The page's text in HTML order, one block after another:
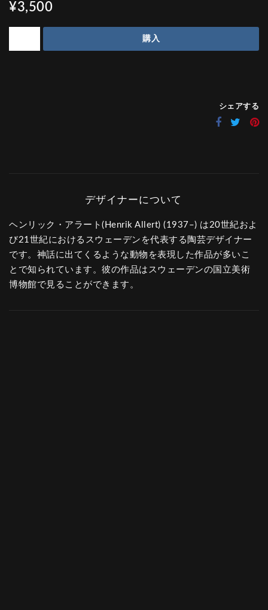
¥3,500
購入
シェアする
ヘンリック・アラート(Henrik Allert) (1937–) は20世紀およ
び21世紀におけるスウェーデンを代表する陶芸デザイナー
です。神話に出てくるような動物を表現した作品が多いこ
とで知られています。彼の作品はスウェーデンの国立美術
博物館で見ることができます。